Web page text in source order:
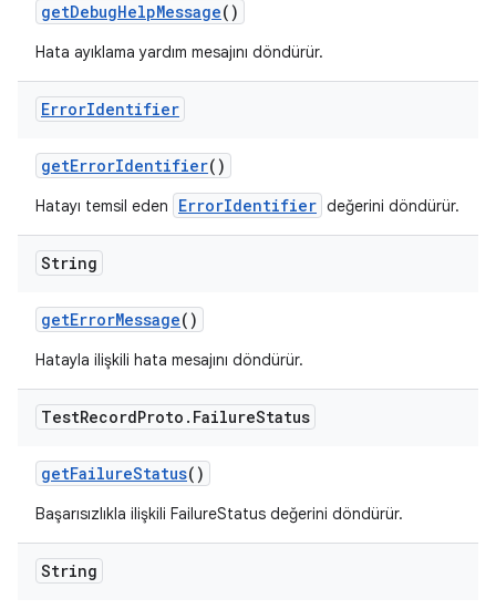
getDebugHelpMessage()
Hata ayıklama yardım mesajını döndürür.
ErrorIdentifier
getErrorIdentifier()
Hatayı temsil eden ErrorIdentifier değerini döndürür.
String
getErrorMessage()
Hatayla ilişkili hata mesajını döndürür.
TestRecordProto . FailureStatus
getFailureStatus()
Başarısızlıkla ilişkili FailureStatus değerini döndürür.
String